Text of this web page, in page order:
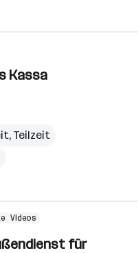
Kassa
Teilzeit
Videos
für